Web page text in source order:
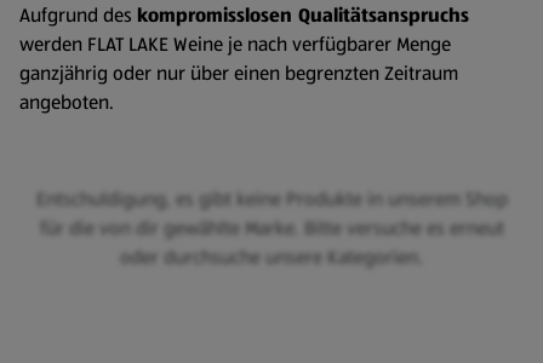
Aufgrund des kompromisslosen Qualitätsanspruchs
werden FLAT LAKE Weine je nach verfügbarer Menge
ganzjährig oder nur über einen begrenzten Zeitraum
angeboten.
Entschuldigung, es gibt keine Produkte in unserem Shop
für die von dir gewählte Marke. Bitte versuche es erneut
oder durchsuche unsere Kategorien.